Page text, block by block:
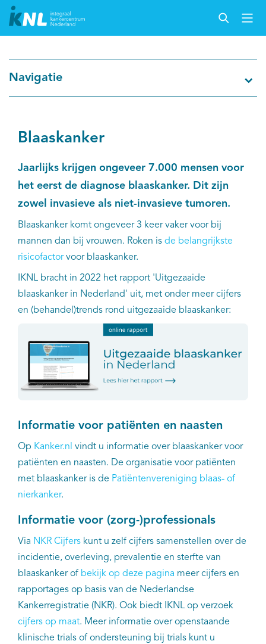
Cijfers over kanker
Thema's
Over IKNL
Kanker & leven
Palliatieve zorg
Kankeratlas
IKNL and the NCR
Dure geneesmiddelen
Itemsets
Projecten
Trials
EN
Navigatie
Blaaskanker
Jaarlijks krijgen ongeveer 7.000 mensen voor
het eerst de diagnose blaaskanker. Dit zijn
zowel invasieve als niet-invasieve tumoren.
Blaaskanker komt ongeveer 3 keer vaker voor bij
mannen dan bij vrouwen. Roken is de belangrijkste
risicofactorvoor blaaskanker.
IKNL bracht in 2022 het rapport 'Uitgezaaide
blaaskanker in Nederland' uit, met onder meer cijfers
en (behandel)trends rond uitgezaaide blaaskanker:
Informatie voor patiënten en naasten
Op Kanker.nl vindt u informatie over blaaskanker voor
patiënten en naasten. De organisatie voor patiënten
met blaaskanker is de Patiëntenvereniging blaas- of
nierkanker.
Informatie voor (zorg-)professionals
Via NKR Cijfers kunt u zelf cijfers samenstellen over de
incidentie, overleving, prevalentie en sterfte van
blaaskanker of bekijk op deze pagina meer cijfers en
rapportages op basis van de Nederlandse
Kankerregistratie (NKR). Ook biedt IKNL op verzoek
cijfers op maat. Meer informatie over openstaande
klinische trials of ondersteuning bij trials kunt u